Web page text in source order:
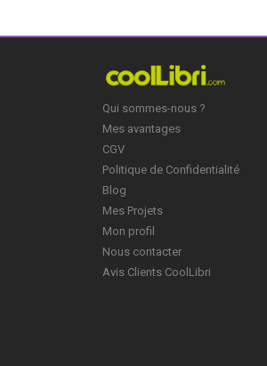
Qui sommes-nous ?
Mes avantages
CGV
Politique de Confidentialité
Blog
Mes Projets
Mon profil
Nous contacter
Avis Clients CoolLibri